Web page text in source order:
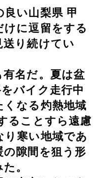
い山梨県 甲
に逗留をする
り続けてい
名だ。夏は盆
バイク走行中
なる灼熱地域
ることすら遠慮
寒い地域であ
隙間を狙う形
。